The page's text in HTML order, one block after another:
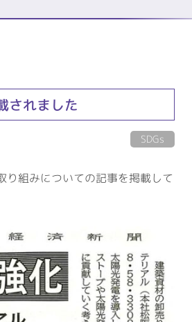
ジネスドメイン
フィス環境
ECOリフォーム
事業案内
されました
SDGs
組みについての記事を掲載して